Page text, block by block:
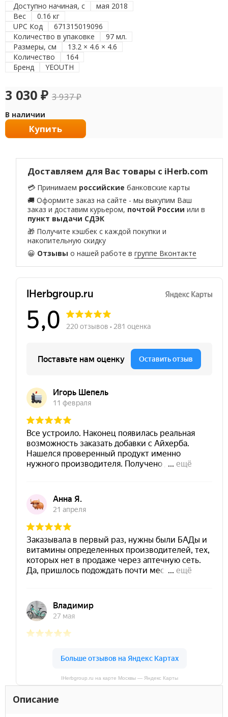
Доступно начиная, с
мая 2018
Вес
0.16 кг
UPC Код
671315019096
Количество в упаковке
97 мл.
Размеры, см
13.2 × 4.6 × 4.6
Количество
164
Бренд
YEOUTH
3 030 ₽ 3 937₽
В наличии
Купить
Доставляем для Вас товары с iHerb.com
💳 Принимаем российские банковские карты
🚚 Оформите заказ на сайте - мы выкупим Ваш
заказ и доставим курьером, почтой России или в
пункт выдачи СДЭК
🎁 Получите кэшбек с каждой покупки и
накопительную скидку
😀 Отзывы о нашей работе вгруппе Вконтакте
IHerbgroup.ru на карте Москвы — Яндекс Карты
Описание